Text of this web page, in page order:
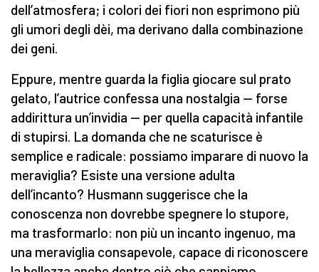
dell’atmosfera; i colori dei fiori non esprimono più
gli umori degli dèi, ma derivano dalla combinazione
dei geni.
Eppure, mentre guarda la figlia giocare sul prato
gelato, l’autrice confessa una nostalgia — forse
addirittura un’invidia — per quella capacità infantile
di stupirsi. La domanda che ne scaturisce è
semplice e radicale: possiamo imparare di nuovo la
meraviglia? Esiste una versione adulta
dell’incanto? Husmann suggerisce che la
conoscenza non dovrebbe spegnere lo stupore,
ma trasformarlo: non più un incanto ingenuo, ma
una meraviglia consapevole, capace di riconoscere